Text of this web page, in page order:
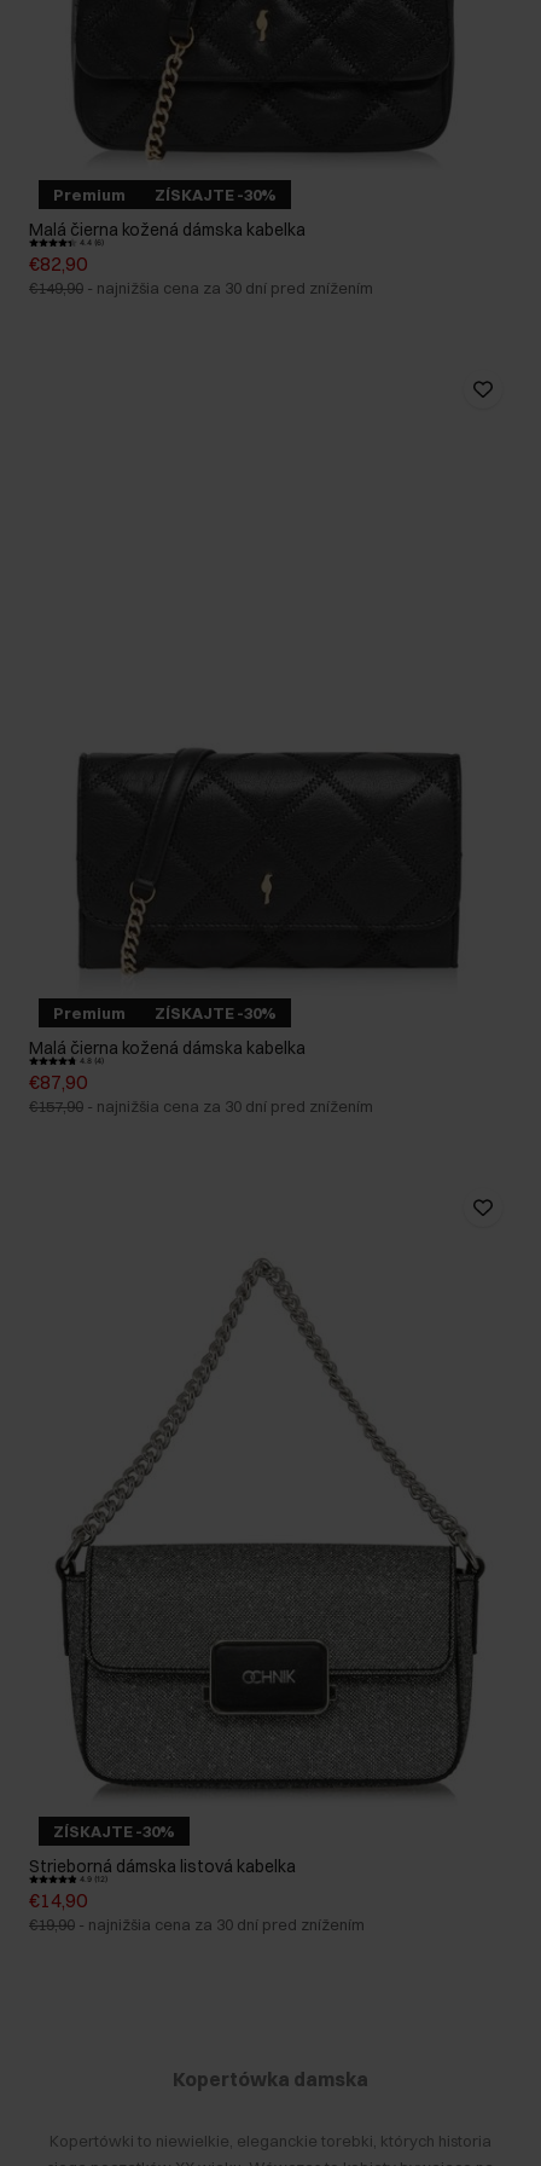
Premium ZÍSKAJTE -30%
Malá čierna kožená dámska kabelka
4.4 (6)
€82,90
€149,90 - najnižšia cena za 30 dní pred znížením
Premium ZÍSKAJTE -30%
Malá čierna kožená dámska kabelka
4.8 (4)
€87,90
€157,90 - najnižšia cena za 30 dní pred znížením
ZÍSKAJTE -30%
Strieborná dámska listová kabelka
4.9 (12)
€14,90
€19,90 - najnižšia cena za 30 dní pred znížením
Kopertówka damska
Kopertówki to niewielkie, eleganckie torebki, których historia